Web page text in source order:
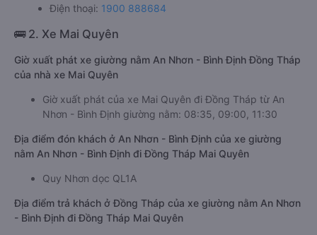
Điện thoại: 1900 888684
🚌 2. Xe Mai Quyên
Giờ xuất phát xe giường nằm An Nhơn - Bình Định Đồng Tháp
của nhà xe Mai Quyên
Giờ xuất phát của xe Mai Quyên đi Đồng Tháp từ An
Nhơn - Bình Định giường nằm: 08:35, 09:00, 11:30
Địa điểm đón khách ở An Nhơn - Bình Định của xe giường
nằm An Nhơn - Bình Định đi Đồng Tháp Mai Quyên
Quy Nhơn dọc QL1A
Địa điểm trả khách ở Đồng Tháp của xe giường nằm An Nhơn
- Bình Định đi Đồng Tháp Mai Quyên